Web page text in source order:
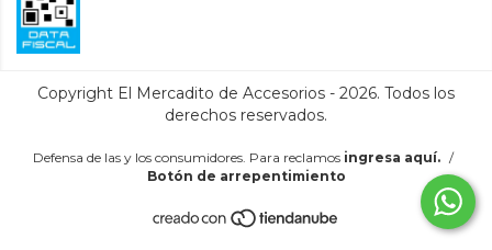
Copyright El Mercadito de Accesorios - 2026. Todos los
derechos reservados.
Defensa de las y los consumidores. Para reclamos ingresa aquí. /
Botón de arrepentimiento